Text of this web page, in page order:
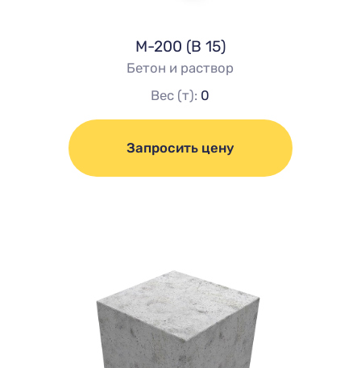
М-200 (В 15)
Бетон и раствор
Вес (т): 0
Запросить цену